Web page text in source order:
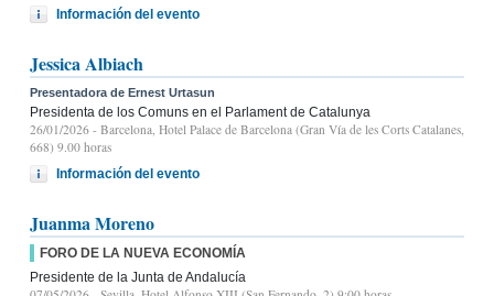
Información del evento
Jessica Albiach
Presentadora de Ernest Urtasun
Presidenta de los Comuns en el Parlament de Catalunya
26/01/2026 - Barcelona, Hotel Palace de Barcelona (Gran Vía de les Corts Catalanes,
668) 9.00 horas
Información del evento
Juanma Moreno
FORO DE LA NUEVA ECONOMÍA
Presidente de la Junta de Andalucía